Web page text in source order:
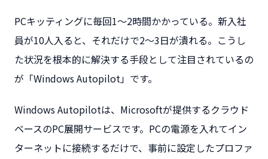
PCキッティングに毎回1〜2時間かかっている。新入社
員が10人入ると、それだけで2〜3日が潰れる。こうし
た状況を根本的に解決する手段として注目されているの
が「Windows Autopilot」です。
Windows Autopilotは、Microsoftが提供するクラウド
ベースのPC展開サービスです。PCの電源を入れてイン
ターネットに接続するだけで、事前に設定したプロファ